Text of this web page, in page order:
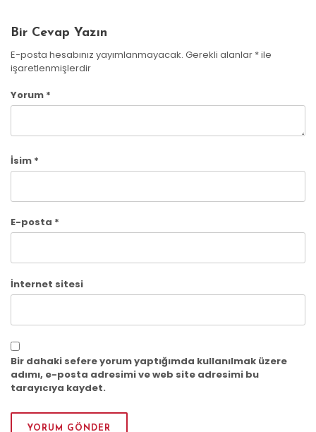
Bir Cevap Yazın
E-posta hesabınız yayımlanmayacak. Gerekli alanlar *ile
işaretlenmişlerdir
Yorum *
İsim *
E-posta *
İnternet sitesi
Bir dahaki sefere yorum yaptığımda kullanılmak üzere
adımı, e-posta adresimi ve web site adresimi bu
tarayıcıya kaydet.